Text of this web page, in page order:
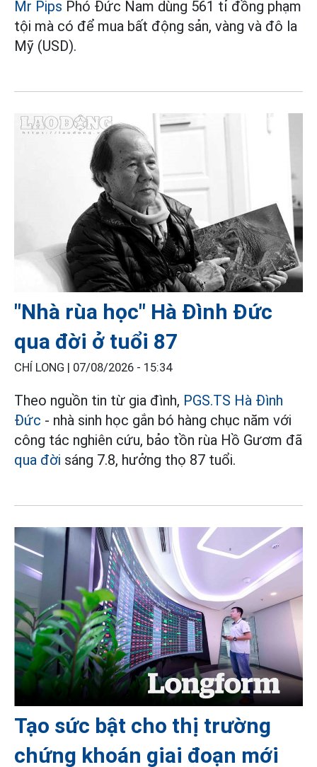
Mr Pips Phó Đức Nam dùng 561 tỉ đồng phạm
tội mà có để mua bất động sản, vàng và đô la
Mỹ (USD).
"Nhà rùa học" Hà Đình Đức
qua đời ở tuổi 87
CHÍ LONG | 07/08/2026 - 15:34
Theo nguồn tin từ gia đình, PGS.TS Hà Đình
Đức - nhà sinh học gắn bó hàng chục năm với
công tác nghiên cứu, bảo tồn rùa Hồ Gươm đã
qua đời sáng 7.8, hưởng thọ 87 tuổi.
Tạo sức bật cho thị trường
chứng khoán giai đoạn mới